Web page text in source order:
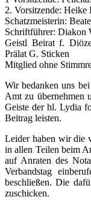
2. Vorsitzende: Heike
Schatzmeisterin:
Schriftführer: Diakon
Geistl Beirat f.
Prälat G. Sticken
Mitglied ohne
Wir bedanken uns
Amt zu übernehmen
Geiste der hl. Lydia
Beitrag leisten.
Leider haben wir die
in allen Teilen beim
auf Anraten des
Verbandstag
beschließen. Die
zuschicken.